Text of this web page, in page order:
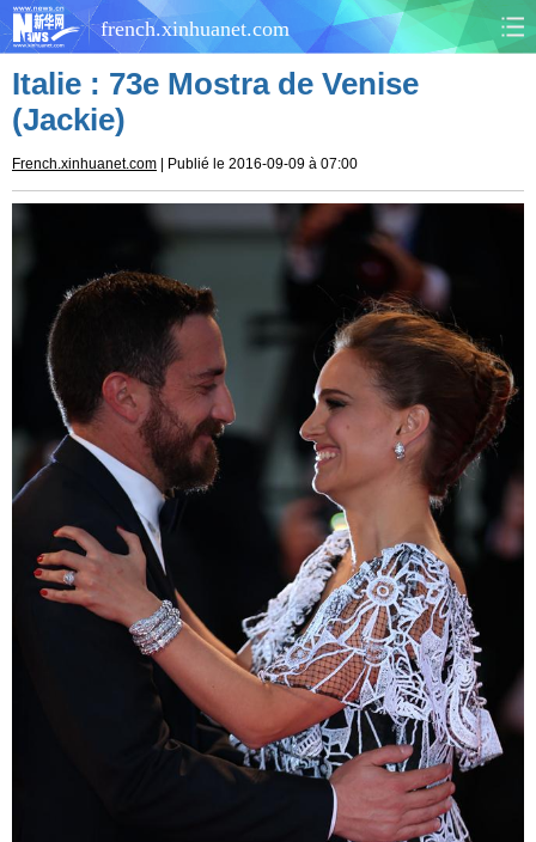
french.xinhuanet.com
CHINE MONDE
CULTURE SOCIÉTÉ
SANTÉ SPORTS
SCI&TECH PLANÈTE
TOURISME DOCUMENTS
DOSSIERS PHOTOS
VIDÉOS
Italie : 73e Mostra de Venise
(Jackie)
French.xinhuanet.com | Publié le 2016-09-09 à 07:00